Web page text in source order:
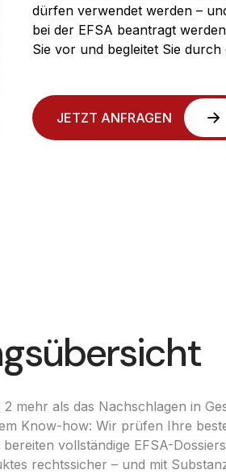
dürfen verwendet werden –
bei der EFSA beantragt
Sie vor und begleitet Sie durch
JETZT ANFRAGEN
mehr als das Nachschlagen in
Know-how: Wir prüfen Ihre
vollständige EFSA-
rechtssicher – und mit